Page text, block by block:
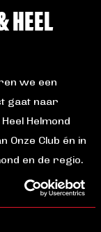
HEEL
we een
gaat naar
Helmond
Onze Club én in
en de regio.